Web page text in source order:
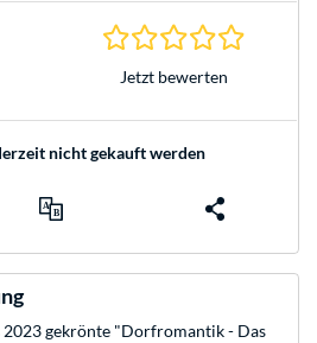
Jetzt bewerten
nicht gekauft werden
2023 gekrönte "Dorfromantik - Das